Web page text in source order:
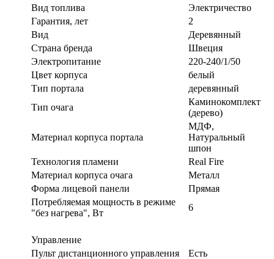
Вид топлива
Электричество
Гарантия, лет
2
Вид
Деревянный
Страна бренда
Швеция
Электропитание
220-240/1/50
Цвет корпуса
белый
Тип портала
деревянный
Тип очага
Каминокомплект
(дерево)
Материал корпуса портала
МДФ,
Натуральный
шпон
Технология пламени
Real Fire
Материал корпуса очага
Металл
Форма лицевой панели
Прямая
Потребляемая мощность в режиме
"без нагрева", Вт
6
Управление
Пульт дистанционного управления
Есть